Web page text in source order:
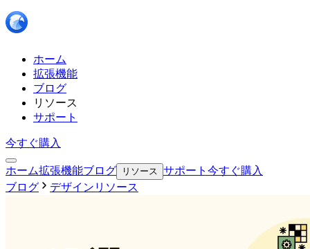
ホーム
拡張機能
ブログ
リソース
サポート
今すぐ購入
ホーム拡張機能ブログ リソース サポート 今すぐ購入
ブログ
デザインリソース